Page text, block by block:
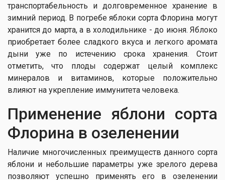
транспортабельность и долговременное хранение в
зимний период. В погребе яблоки сорта Флорина могут
хранится до марта, а в холодильнике - до июня. Яблоко
приобретает более сладкого вкуса и легкого аромата
дыни уже по истечению срока хранения. Стоит
отметить, что плоды содержат целый комплекс
минералов и витаминов, которые положительно
влияют на укрепление иммунитета человека.
Применение яблони сорта
Флорина в озеленении
Наличие многочисленных преимуществ данного сорта
яблони и небольшие параметры уже зрелого дерева
позволяют успешно применять его в озеленении